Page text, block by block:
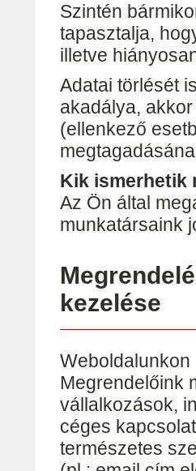
Szintén
tapasztalja,
illetve
Adatai törlését
akadálya,
(ellenkező
Kik ismerhetik
Az Ön által
munkatársaink
kezelése
Megrendelőink
vállalkozások,
céges
természetes